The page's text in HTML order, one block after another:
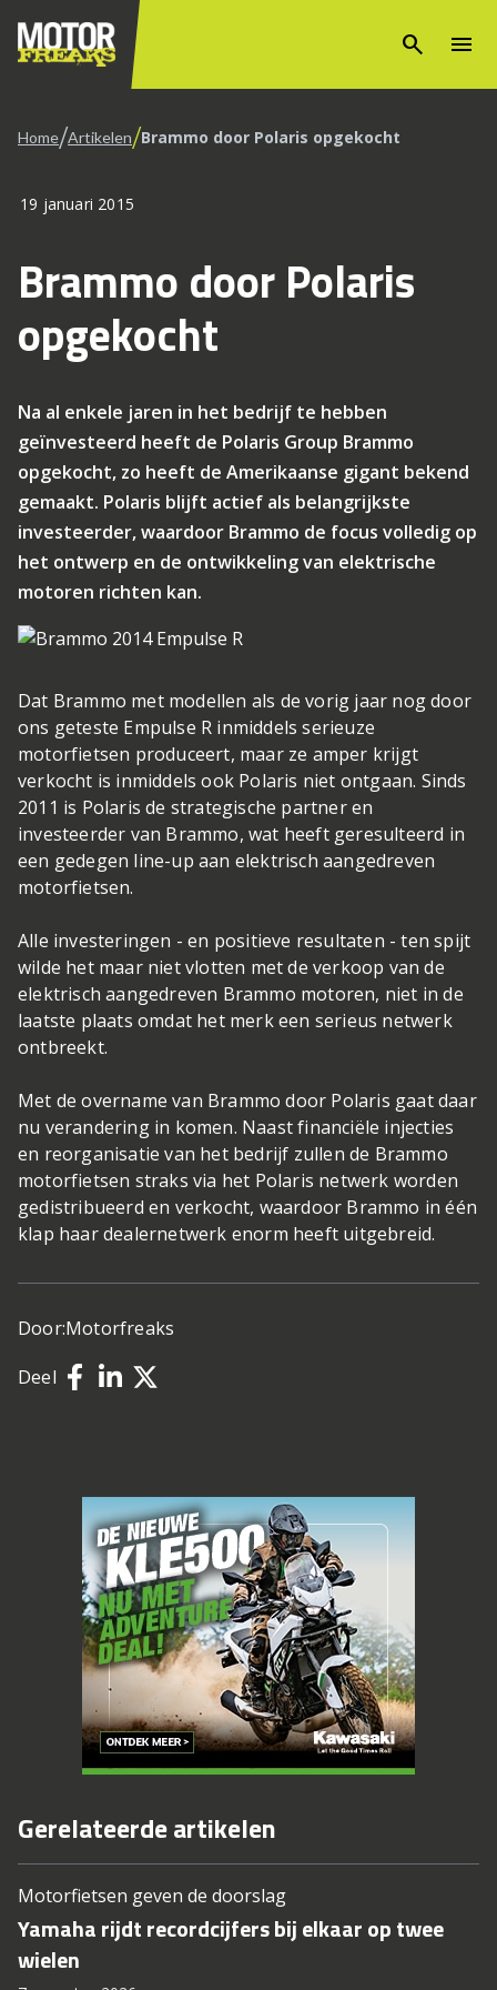
search menu
Home/Artikelen/Brammo door Polaris opgekocht
19 januari 2015
Brammo door Polaris
opgekocht
Na al enkele jaren in het bedrijf te hebben
geïnvesteerd heeft de Polaris Group Brammo
opgekocht, zo heeft de Amerikaanse gigant bekend
gemaakt. Polaris blijft actief als belangrijkste
investeerder, waardoor Brammo de focus volledig op
het ontwerp en de ontwikkeling van elektrische
motoren richten kan.
Dat Brammo met modellen als de vorig jaar nog door
ons geteste Empulse R inmiddels serieuze
motorfietsen produceert, maar ze amper krijgt
verkocht is inmiddels ook Polaris niet ontgaan. Sinds
2011 is Polaris de strategische partner en
investeerder van Brammo, wat heeft geresulteerd in
een gedegen line-up aan elektrisch aangedreven
motorfietsen.
Alle investeringen - en positieve resultaten - ten spijt
wilde het maar niet vlotten met de verkoop van de
elektrisch aangedreven Brammo motoren, niet in de
laatste plaats omdat het merk een serieus netwerk
ontbreekt.
Met de overname van Brammo door Polaris gaat daar
nu verandering in komen. Naast financiële injecties
en reorganisatie van het bedrijf zullen de Brammo
motorfietsen straks via het Polaris netwerk worden
gedistribueerd en verkocht, waardoor Brammo in één
klap haar dealernetwerk enorm heeft uitgebreid.
Door:Motorfreaks
Deel
Gerelateerde artikelen
Motorfietsen geven de doorslag
Yamaha rijdt recordcijfers bij elkaar op twee
wielen